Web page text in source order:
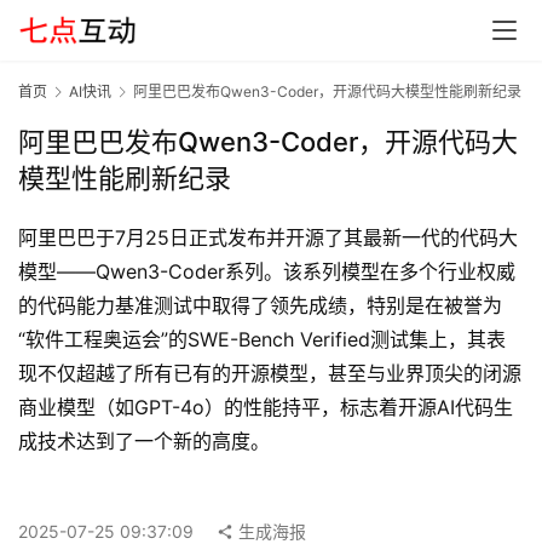
G
O
A
应
用
汇
A
I
知
首页 AI快讯 阿里巴巴发布Qwen3-Coder，开源代码大模型性能刷新纪录
阿里巴巴发布Qwen3-Coder，开源代码大
模型性能刷新纪录
阿里巴巴于7月25日正式发布并开源了其最新一代的代码大
模型——Qwen3-Coder系列。该系列模型在多个行业权威
的代码能力基准测试中取得了领先成绩，特别是在被誉为
“软件工程奥运会”的SWE-Bench Verified测试集上，其表
现不仅超越了所有已有的开源模型，甚至与业界顶尖的闭源
商业模型（如GPT-4o）的性能持平，标志着开源AI代码生
成技术达到了一个新的高度。
2025-07-25 09:37:09 生成海报